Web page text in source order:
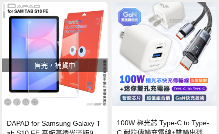
售完，補貨中
DAPAD for Samsung Galaxy T
100W 極光芯 Type-C to Type-